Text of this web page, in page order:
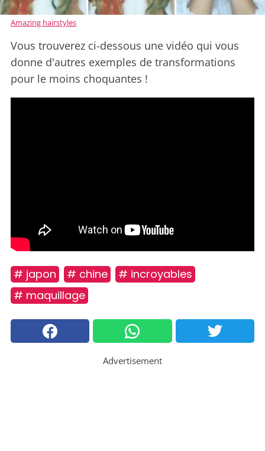
Amazing hairstyles
Vous trouverez ci-dessous une vidéo qui vous
donne d'autres exemples de transformations
pour le moins choquantes !
# japon # chine
# incroyables
# maquillage
Advertisement